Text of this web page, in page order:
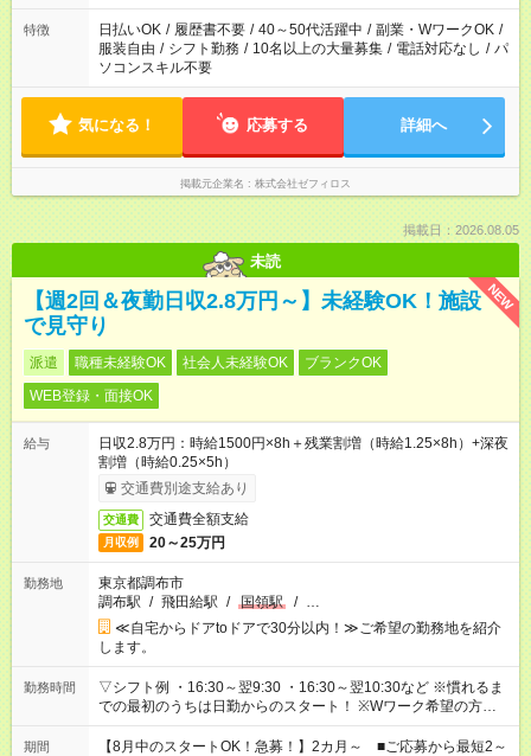
特徴 日払いOK / 履歴書不要 / 40～50代活躍中 / 副業・WワークOK /
服装自由 / シフト勤務 / 10名以上の大量募集 / 電話対応なし / パ
ソコンスキル不要
気になる！ 応募する 詳細へ
掲載元企業名 株式会社ゼフィロス
掲載日：2026.08.05
未読
NEW
【週2回＆夜勤日収2.8万円～】未経験OK！施設
で見守り
派遣 職種未経験OK 社会人未経験OK
ブランクOK
WEB登録・面接OK
給与
日収2.8万円：時給1500円×8h＋残業割増（時給1.25×8h）+深夜
割増（時給0.25×5h）
交通費別途支給あり
交通費 交通費全額支給
月収例 20～25万円
勤務地
東京都調布市
調布駅 / 飛田給駅 / 国領駅 / …
≪自宅からドアtoドアで30分以内！≫ご希望の勤務地を紹介
します。
勤務時間
▽シフト例 ・16:30～翌9:30 ・16:30～翌10:30など ※慣れるま
での最初のうちは日勤からのスタート！ ※Wワーク希望の方へ
今ご覧のお仕事で希望する勤務時間と、もう1つのお仕事の勤務
時間。 合計で週40時間を超える場合は応募できません。
期間
【8月中のスタートOK！急募！】2カ月～ ■ご応募から最短2～